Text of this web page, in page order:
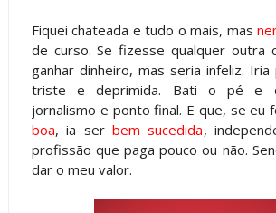
Fiquei chateada e tudo o mais, mas
de curso. Se fizesse qualquer outra
ganhar dinheiro, mas seria infeliz.
triste e deprimida. Bati o pé e
jornalismo e ponto final. E que, se eu
boa, ia serbem sucedida,
profissão que paga pouco ou não.
dar o meu valor.